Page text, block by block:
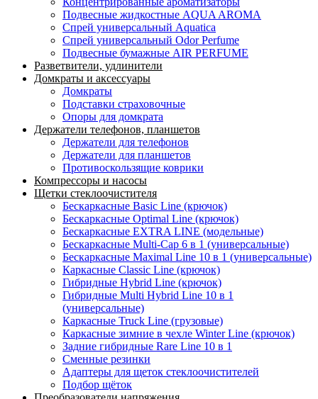
Подвесные жидкостные AQUA AROMA
Спрей универсальный Aquatica
Спрей универсальный Odor Perfume
Подвесные бумажные AIR PERFUME
Разветвители, удлинители
Домкраты и аксессуары
Домкраты
Подставки страховочные
Опоры для домкрата
Держатели телефонов, планшетов
Держатели для телефонов
Держатели для планшетов
Противоскользящие коврики
Компрессоры и насосы
Щетки стеклоочистителя
Бескаркасные Basic Line (крючок)
Бескаркасные Optimal Line (крючок)
Бескаркасные EXTRA LINE (модельные)
Бескаркасные Multi-Cap 6 в 1 (универсальные)
Бескаркасные Maximal Line 10 в 1 (универсальные)
Каркасные Classic Line (крючок)
Гибридные Hybrid Line (крючок)
Гибридные Multi Hybrid Line 10 в 1
(универсальные)
Каркасные Truck Line (грузовые)
Каркасные зимние в чехле Winter Line (крючок)
Задние гибридные Rare Line 10 в 1
Сменные резинки
Адаптеры для щеток стеклоочистителей
Подбор щёток